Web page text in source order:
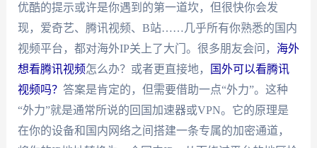
优酷的提示或许是你遇到的第一道坎，但很快你会发
现，爱奇艺、腾讯视频、B站……几乎所有你熟悉的国内
视频平台，都对海外IP关上了大门。很多朋友会问， 海外
想看腾讯视频怎么办？或者更直接地，
国外可以看腾讯
视频吗？ 答案是肯定的，但需要借助一点“外力”。这种
“外力”就是通常所说的回国加速器或VPN。它的原理是
在你的设备和国内网络之间搭建一条专属的加密通道，